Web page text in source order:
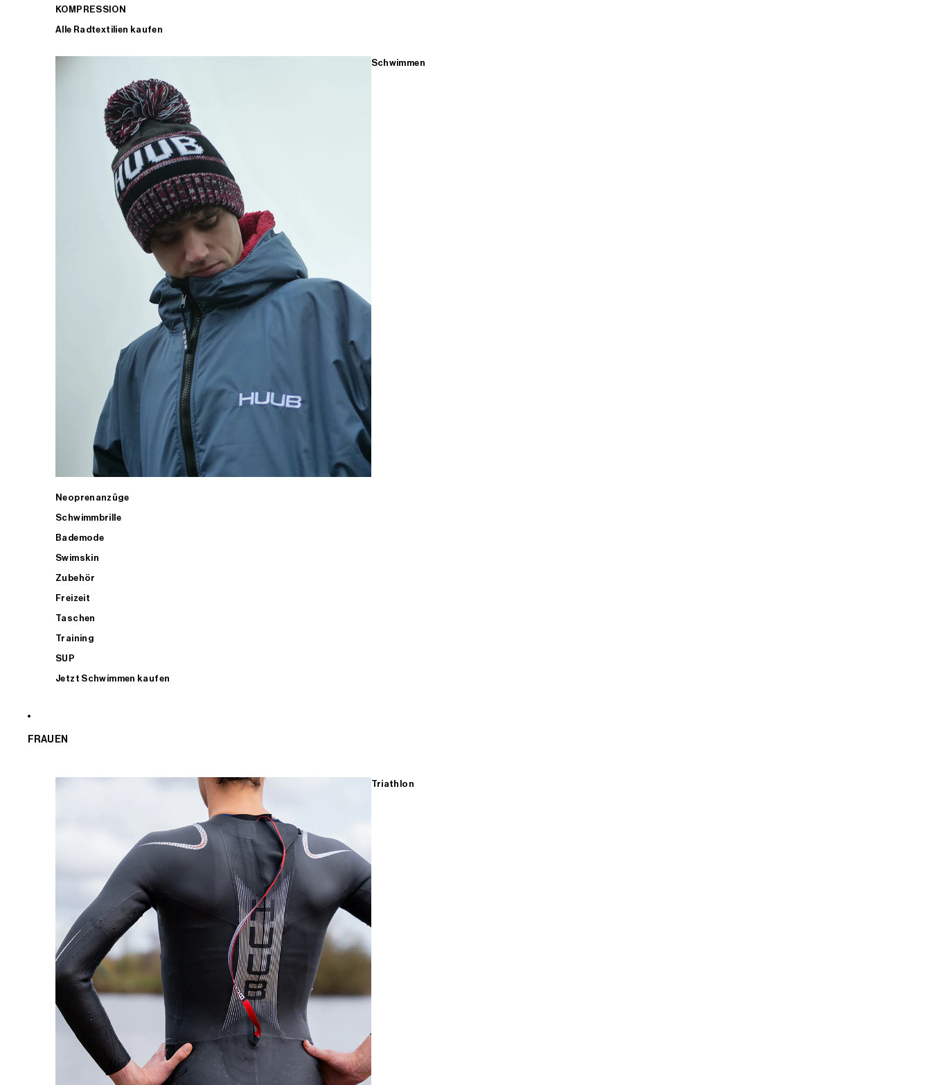
KOMPRESSION
Alle Radtextilien kaufen
Schwimmen
Neoprenanzüge
Schwimmbrille
Bademode
Swimskin
Zubehör
Freizeit
Taschen
Training
SUP
Jetzt Schwimmen kaufen
FRAUEN
Triathlon